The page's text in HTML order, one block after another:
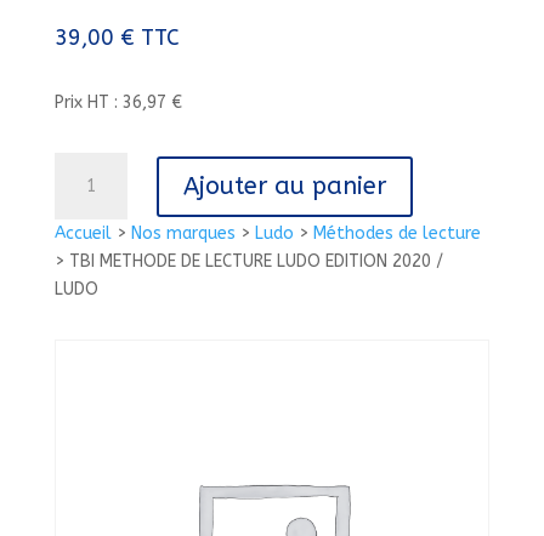
Accueil> Nos marques > Ludo > Méthodes de lecture
> TBI METHODE DE LECTURE LUDO EDITION 2020 /
LUDO
39,00 € TTC
Prix HT : 36,97 €
TBI
METHODE
DE
Ajouter au panier